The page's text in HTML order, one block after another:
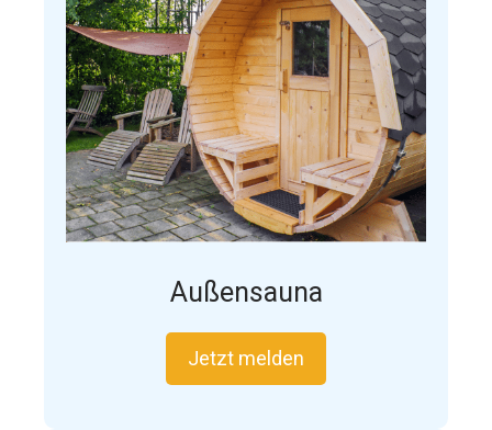
Außensauna
Jetzt melden